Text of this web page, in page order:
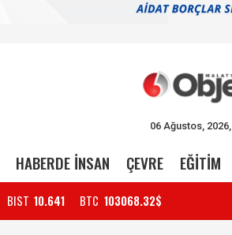
06 Ağustos,
HABERDE İNSAN ÇEVRE EĞİTİM
BIST 10.641 BTC 103068.32$